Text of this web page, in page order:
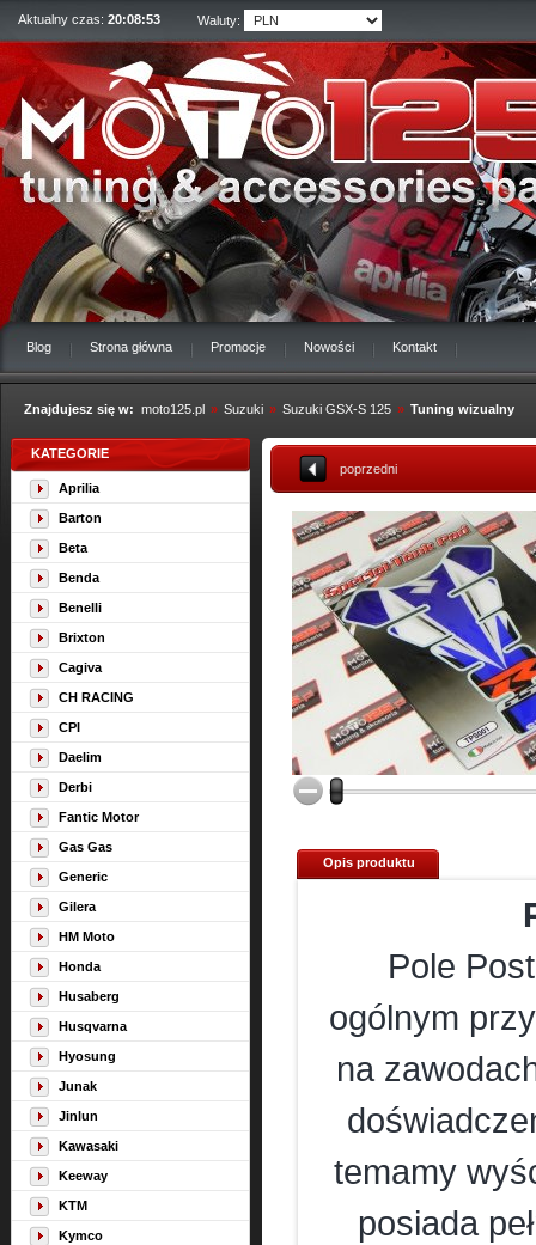
Aktualny czas: 20:08:54 Waluty:
Blog Strona główna Promocje Nowości Kontakt
Znajdujesz się w: moto125.pl » Suzuki » Suzuki GSX-S 125 » Tuning wizualny
KATEGORIE
Aprilia
Barton
Beta
Benda
Benelli
Brixton
Cagiva
CH RACING
CPI
Daelim
Derbi
Fantic Motor
Gas Gas
Generic
Gilera
HM Moto
Honda
Husaberg
Husqvarna
Hyosung
Junak
Jinlun
Kawasaki
Keeway
KTM
Kymco
poprzedni
Opis produktu
Pole
ogólnym
na
temamy
posiada